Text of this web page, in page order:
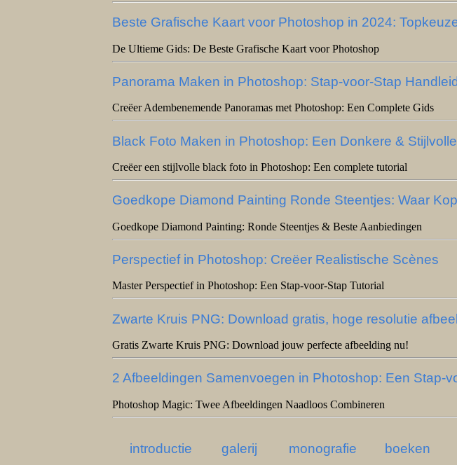
Beste Grafische Kaart voor Photoshop in 2024:
De Ultieme Gids: De Beste Grafische Kaart voor Photoshop
Panorama Maken in Photoshop: Stap-voor-Stap
Creëer Adembenemende Panoramas met Photoshop: Een Complete Gids
Black Foto Maken in Photoshop: Een Donkere &
Creëer een stijlvolle black foto in Photoshop: Een complete tutorial
Goedkope Diamond Painting Ronde Steentjes: Waar
Goedkope Diamond Painting: Ronde Steentjes & Beste Aanbiedingen
Perspectief in Photoshop: Creëer Realistische Scènes
Master Perspectief in Photoshop: Een Stap-voor-Stap Tutorial
Zwarte Kruis PNG: Download gratis, hoge resolutie
Gratis Zwarte Kruis PNG: Download jouw perfecte afbeelding nu!
2 Afbeeldingen Samenvoegen in Photoshop: Een Stap-
Photoshop Magic: Twee Afbeeldingen Naadloos Combineren
introductie galerij monografie boeken